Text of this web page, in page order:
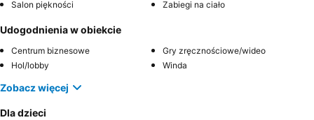
Salon piękności Zabiegi na ciało
Udogodnienia w obiekcie
Centrum biznesowe
Gry zręcznościowe/wideo
Hol/lobby
Winda
Zobacz więcej
Dla dzieci